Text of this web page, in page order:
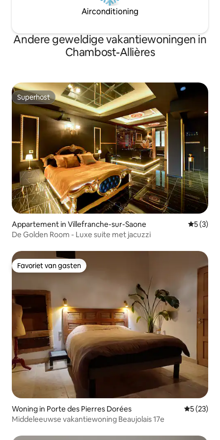
Airconditioning
Andere geweldige vakantiewoningen in
Chambost-Allières
Superhost
Superhost
Appartement in Villefranche-sur-Saone
5 (3)
De Golden Room - Luxe suite met jacuzzi
Favoriet van gasten
Favoriet van gasten
Woning in Porte des Pierres Dorées
5 (23)
Middeleeuwse vakantiewoning Beaujolais 17e